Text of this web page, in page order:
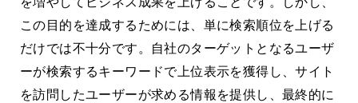
この目的を達成するためには、単に検索順位を上げる
だけでは不十分です。自社のターゲットとなるユーザ
ーが検索するキーワードで上位表示を獲得し、サイト
を訪問したユーザーが求める情報を提供し、最終的に